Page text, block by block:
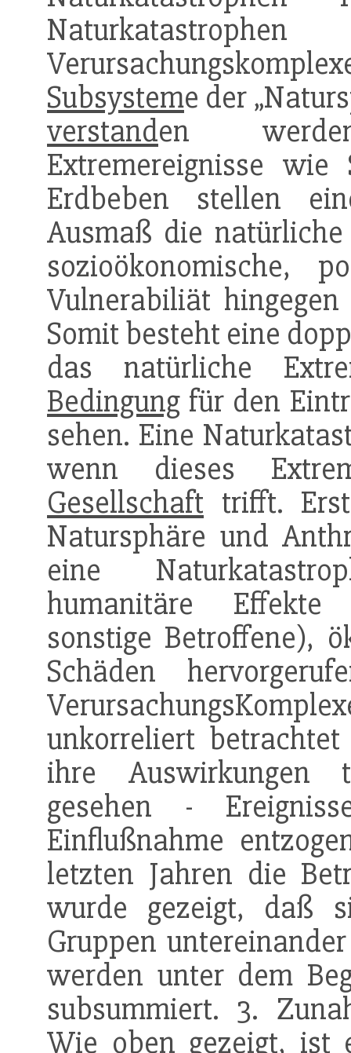
Subsysteme der
verstanden
Extremereignisse wie
Erdbeben stellen
Ausmaß die
sozioökonomische,
Vulnerabiliät
Somit besteht eine
das natürliche
Bedingung für den
sehen. Eine
wenn dieses
Gesellschaft trifft.
Natursphäre und
eine
humanitäre Effekte
sonstige Betroffene),
Schäden
unkorreliert
ihre Auswirkungen
gesehen -
Einflußnahme
letzten Jahren die
wurde gezeigt, daß
Gruppen
werden unter dem
subsummiert. 3.
Wie oben gezeigt, ist